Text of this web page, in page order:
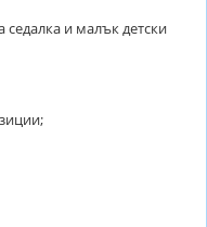
седалка и малък детски